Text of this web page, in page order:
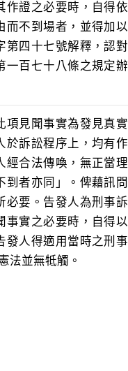
證之必要時，自得依
而不到場者，並得加以
第四十七號解釋，認對
一百七十八條之規定辦
見聞事實為發見真實
於訴訟程序上，均有作
經合法傳喚，無正當理
到者亦同」。俾藉訊問
必要。告發人為刑事訴
事實之必要時，自得以
發人得適用當時之刑事